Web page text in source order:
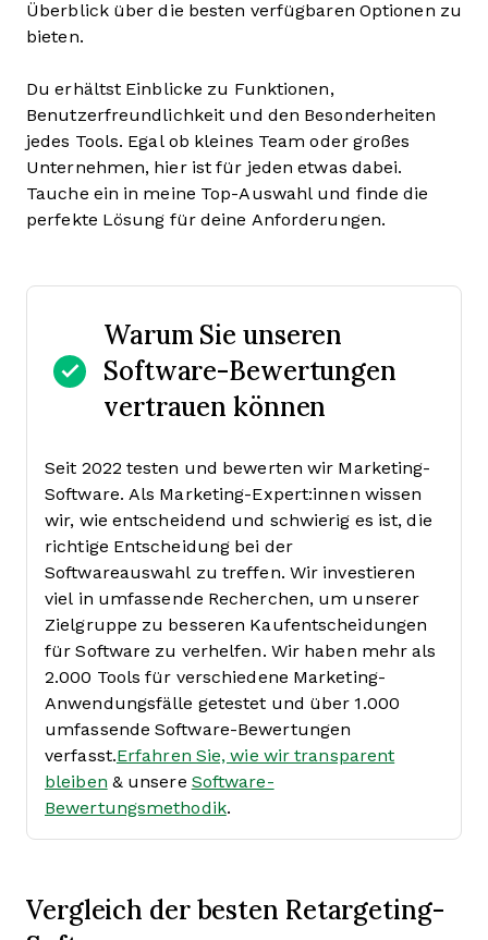
Überblick über die besten verfügbaren Optionen zu
bieten.
Du erhältst Einblicke zu Funktionen,
Benutzerfreundlichkeit und den Besonderheiten
jedes Tools. Egal ob kleines Team oder großes
Unternehmen, hier ist für jeden etwas dabei.
Tauche ein in meine Top-Auswahl und finde die
perfekte Lösung für deine Anforderungen.
Warum Sie unseren
Software-Bewertungen
vertrauen können
Seit 2022 testen und bewerten wir Marketing-
Software. Als Marketing-Expert:innen wissen
wir, wie entscheidend und schwierig es ist, die
richtige Entscheidung bei der
Softwareauswahl zu treffen. Wir investieren
viel in umfassende Recherchen, um unserer
Zielgruppe zu besseren Kaufentscheidungen
für Software zu verhelfen. Wir haben mehr als
2.000 Tools für verschiedene Marketing-
Anwendungsfälle getestet und über 1.000
umfassende Software-Bewertungen
verfasst.Erfahren Sie, wie wir transparent
bleiben & unsere Software-
Bewertungsmethodik.
Vergleich der besten Retargeting-